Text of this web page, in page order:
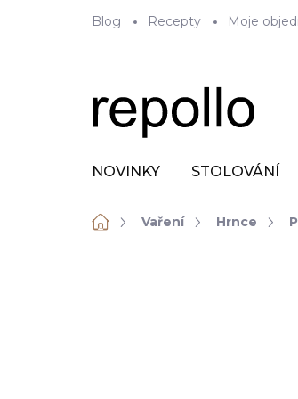
Blog Recepty Moje
NOVINKY STOLOVÁNÍ
DomůVaření Hrnce